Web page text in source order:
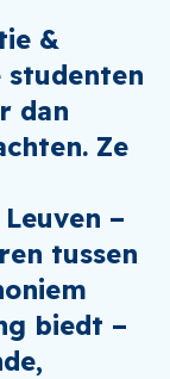
&
studenten
dan
Ze
–
tussen
biedt –